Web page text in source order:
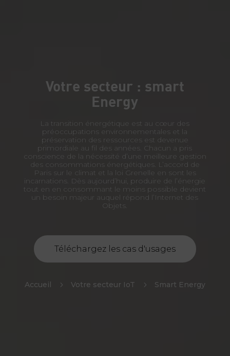
Votre secteur : smart
Energy
La transition énergétique est au cœur des
préoccupations environnementales et la
préservation des ressources est devenue
primordiale au fil des années. Chacun a pris
conscience de la nécessité d’une meilleure gestion
des consommations énergétiques. L’accord de
Paris sur le climat et la loi Grenelle en sont les
incarnations. Dès aujourd’hui, produire de l’énergie
tout en en consommant le moins possible devient
un besoin majeur auquel répond l’Internet des
Objets.
Téléchargez les cas d'usages
Accueil 5 Votre secteur IoT 5 Smart Energy